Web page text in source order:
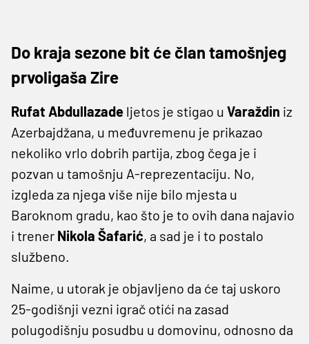
Do kraja sezone bit će član tamošnjeg
prvoligaša Zire
Rufat Abdullazade ljetos je stigao u Varaždin iz
Azerbajdžana, u međuvremenu je prikazao
nekoliko vrlo dobrih partija, zbog čega je i
pozvan u tamošnju A-reprezentaciju. No,
izgleda za njega više nije bilo mjesta u
Baroknom gradu, kao što je to ovih dana najavio
i trener Nikola Šafarić, a sad je i to postalo
službeno.
Naime, u utorak je objavljeno da će taj uskoro
25-godišnji vezni igrač otići na zasad
polugodišnju posudbu u domovinu, odnosno da